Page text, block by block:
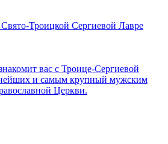
Троицкой Сергиевой Лавре
вас с Троице-Сергиевой
и самым крупный мужским
Церкви.